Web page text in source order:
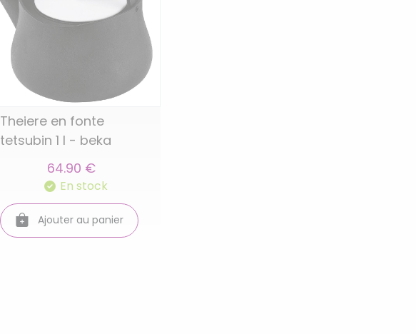
Theiere en fonte
tetsubin 1 l - beka
64.90 €
En stock
Ajouter au panier